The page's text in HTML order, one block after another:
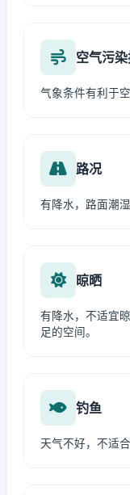
空气污
气象条件有利于
路况
有降水，路面潮
晾晒
有降水，不适宜
足的空间。
钓鱼
天气不好，不适合